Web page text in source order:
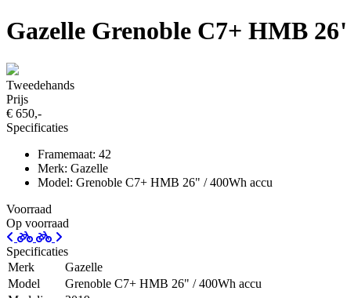
Gazelle Grenoble C7+ HMB
Tweedehands
Prijs
€ 650,-
Specificaties
Framemaat: 42
Merk: Gazelle
Model: Grenoble C7+ HMB 26" / 400Wh accu
Voorraad
Op voorraad
Specificaties
Merk
Gazelle
Model
Grenoble C7+ HMB 26" / 400Wh accu